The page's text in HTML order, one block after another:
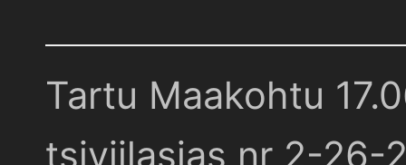
Tartu Maakohtu
tsiviilasjas nr 2-26-